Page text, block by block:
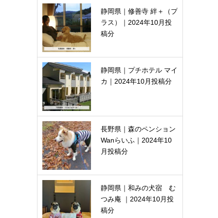
静岡県｜修善寺 絆＋（プ
ラス）｜2024年10月投
稿分
静岡県｜プチホテル マイ
カ｜2024年10月投稿分
長野県｜森のペンション
Wanらいふ｜2024年10
月投稿分
静岡県｜和みの犬宿 む
つみ庵 ｜2024年10月投
稿分